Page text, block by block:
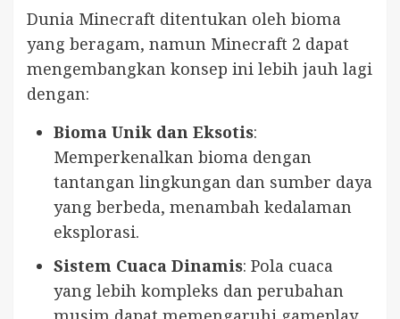
Dunia Minecraft ditentukan oleh bioma
yang beragam, namun Minecraft 2 dapat
mengembangkan konsep ini lebih jauh lagi
dengan:
Bioma Unik dan Eksotis:
Memperkenalkan bioma dengan
tantangan lingkungan dan sumber daya
yang berbeda, menambah kedalaman
eksplorasi.
Sistem Cuaca Dinamis: Pola cuaca
yang lebih kompleks dan perubahan